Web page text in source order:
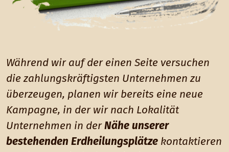
Während wir auf der einen Seite versuchen
die zahlungskräftigsten Unternehmen zu
überzeugen, planen wir bereits eine neue
Kampagne, in der wir nach Lokalität
Unternehmen in der Nähe unserer
bestehenden Erdheilungsplätze kontaktieren